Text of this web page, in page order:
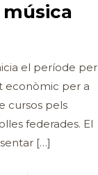
el període per
econòmic per a
cursos pels
federades. El
[…]